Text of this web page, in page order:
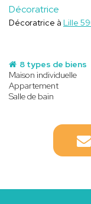
Décoratrice
Décoratrice à Lille
8 types de biens
Maison individuelle
Appartement
Salle de bain